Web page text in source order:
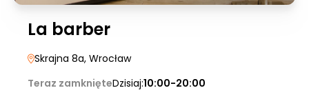
La barber
Skrajna 8a, Wrocław
Teraz zamknięteDzisiaj:10:00-20:00